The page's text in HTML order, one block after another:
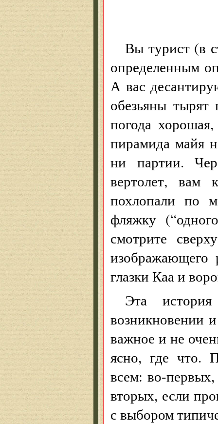
Вы турист (в
определенным
А вас
обезьяны
погода
пирамида майя
ни партии.
вертолет,
похлопали по
фляжку
смотрите
изображающего
глазки Каа и
Эта
возникновении
важное и не
ясно, где что.
всем: во-
вторых, если
с выбором